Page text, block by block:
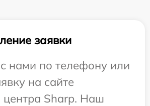
заявки
нами по телефону или
на сайте
центра Sharp. Наш